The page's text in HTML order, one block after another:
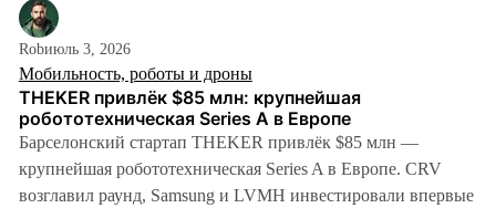
Robиюль 3, 2026
Мобильность, роботы и дроны
THEKER привлёк $85 млн: крупнейшая
робототехническая Series A в Европе
Барселонский стартап THEKER привлёк $85 млн —
крупнейшая робототехническая Series A в Европе. CRV
возглавил раунд, Samsung и LVMH инвестировали впервые